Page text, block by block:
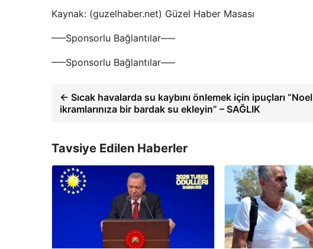
Kaynak: (guzelhaber.net) Güzel Haber Masası
—–Sponsorlu Bağlantılar—–
—–Sponsorlu Bağlantılar—–
← Sıcak havalarda su kaybını önlemek için ipuçları “Noel
ikramlarınıza bir bardak su ekleyin” – SAĞLIK
Tavsiye Edilen Haberler